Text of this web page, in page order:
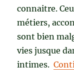
connaitre.
métiers,
sont bien
vies jusque
intimes.